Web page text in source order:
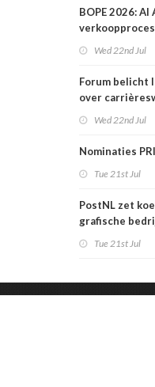
BOPE 2026:
verkoopproces
Wed 22nd Jul
Forum belicht
over
Wed 22nd Jul
Nominaties
Tue 21st Jul
PostNL zet
grafische
Tue 21st Jul